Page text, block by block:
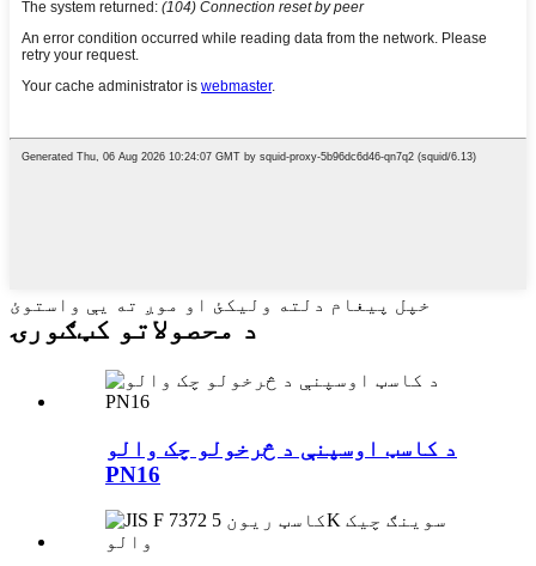
خپل پیغام دلته ولیکئ او موږ ته یې واستوئ
د محصولاتو کټګورۍ
د کاسټ اوسپنې د څرخولو چک والو
PN16